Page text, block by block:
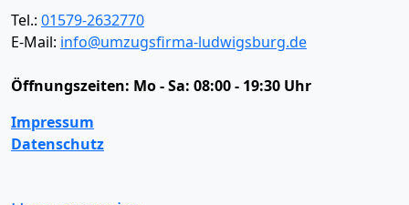
Tel.: 01579-2632770
E-Mail: info@umzugsfirma-ludwigsburg.de
Öffnungszeiten: Mo - Sa: 08:00 - 19:30 Uhr
Impressum
Datenschutz